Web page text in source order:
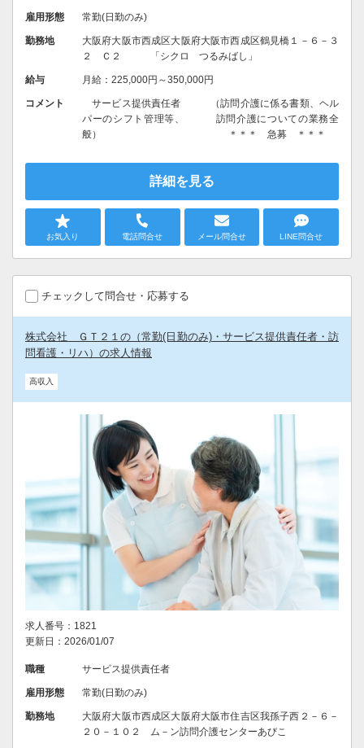
雇用形態 常勤(日勤のみ)
勤務地
大阪府大阪市西成区大阪府大阪市西成区鶴見橋１－６－３
２ Ｃ２ 「シクロ つるみばし」
給与 月給：225,000円～350,000円
コメント
サービス提供責任者 （訪問介護に係る書類、ヘル
パーのシフト管理等、 訪問介護についての業務全
般） ＊＊＊ 急募 ＊＊＊
詳細を見る
お気入り 電話問合せ メール問合せ LINE問合せ
チェックして問合せ・応募する
株式会社 ＧＴ２１の（常勤(日勤のみ)・サービス提供責任者・訪
問看護・リハ）の求人情報
高収入
求人番号：1821
更新日：2026/01/07
職種 サービス提供責任者
雇用形態 常勤(日勤のみ)
勤務地
大阪府大阪市西成区大阪府大阪市住吉区我孫子西２－６－
２０－１０２ ム－ン訪問介護センターあびこ